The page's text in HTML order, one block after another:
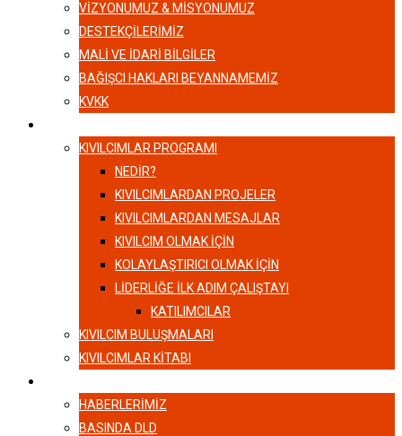
VİZYONUMUZ & MİSYONUMUZ
DESTEKÇILERIMIZ
MALI VE İDARI BILGILER
BAĞIŞCI HAKLARI BEYANNAMEMIZ
KVKK
KIVILCIMLAR PROGRAMI
NEDİR?
KIVILCIMLARDAN PROJELER
KIVILCIMLARDAN MESAJLAR
KIVILCIM OLMAK İÇİN
KOLAYLAŞTIRICI OLMAK İÇİN
LIDERLIĞE İLK ADIM ÇALIŞTAYI
KATILIMCILAR
KIVILCIM BULUŞMALARI
KIVILCIMLAR KITABI
HABERLERIMIZ
BASINDA DLD